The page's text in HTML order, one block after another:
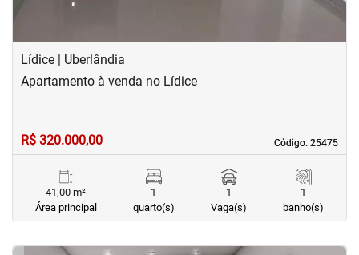
Lídice | Uberlândia
Código. 25475
Código. 25475
Apartamento à venda no Lídice
R$ 320.000,00
41,00 m²
Área principal
1
quarto(s)
1
Vaga(s)
1
banho(s)